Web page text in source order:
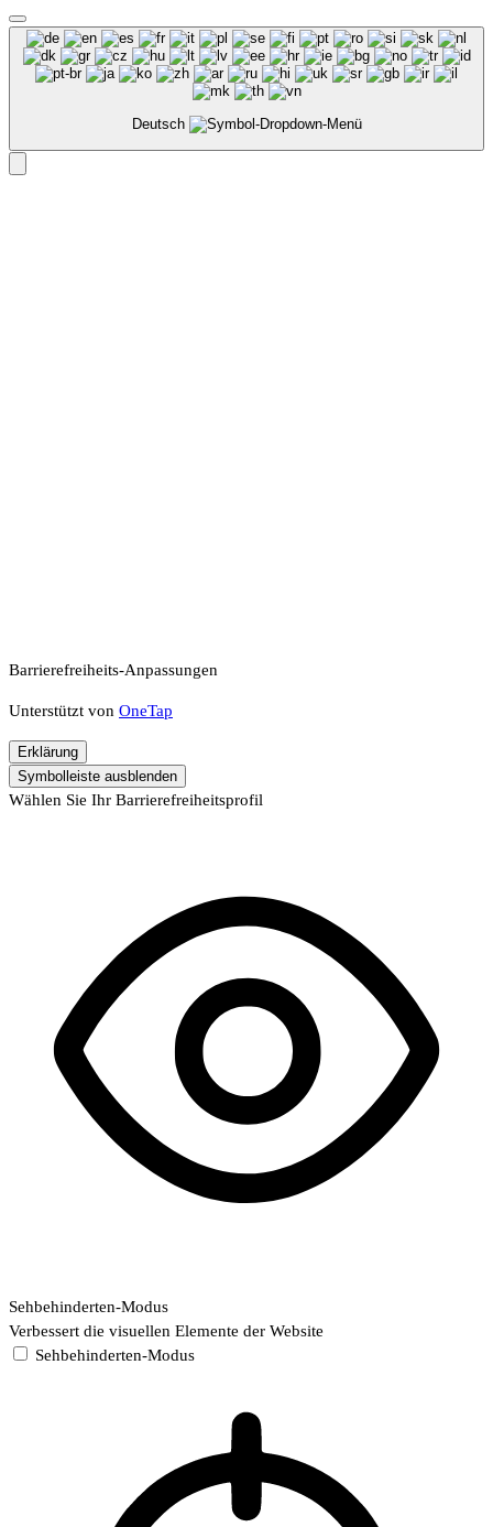
Deutsch
Barrierefreiheits-Anpassungen
Unterstützt von OneTap
Erklärung
Symbolleiste ausblenden
Wählen Sie Ihr Barrierefreiheitsprofil
Sehbehinderten-Modus
Verbessert die visuellen Elemente der Website
Sehbehinderten-Modus